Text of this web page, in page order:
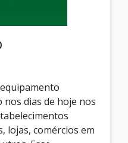
dias de hoje nos
lojas, comércios em